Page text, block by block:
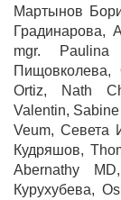
Мартынов
Градинарова,
mgr.
Пищовколева,
Ortiz, Nath
Valentin,
Veum, Севета
Кудряшов,
Abernathy
Курухубева,